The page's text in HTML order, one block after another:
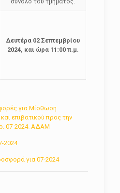
Δευτέρα 02 Σεπτεμβρίου
2024, και ώρα 11:00 π.μ.
για Μίσθωση
επιβατικού προς την
07-2024_ΑΔΑΜ
2024
για 07-2024